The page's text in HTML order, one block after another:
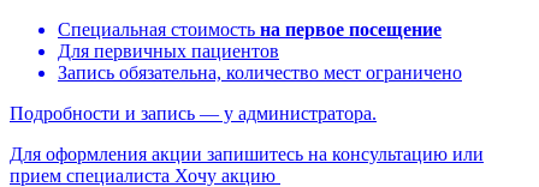
Специальная стоимость на первое посещение
Для первичных пациентов
Запись обязательна, количество мест ограничено
Подробности и запись — у администратора.
Для оформления акции запишитесь на консультацию или
прием специалиста Хочу акцию